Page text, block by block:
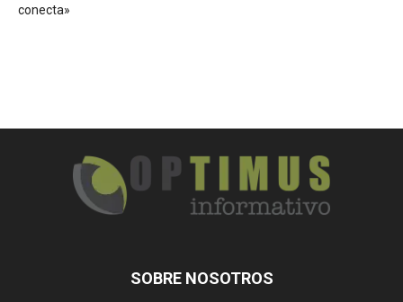
conecta»
SOBRE NOSOTROS